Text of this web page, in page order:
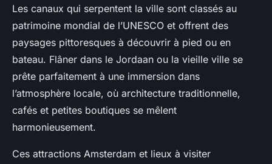
Les canaux qui serpentent la ville sont classés au
patrimoine mondial de l’UNESCO et offrent des
paysages pittoresques à découvrir à pied ou en
bateau. Flâner dans le Jordaan ou la vieille ville se
prête parfaitement à une immersion dans
l’atmosphère locale, où architecture traditionnelle,
cafés et petites boutiques se mêlent
harmonieusement.
Ces attractions Amsterdam et lieux à visiter